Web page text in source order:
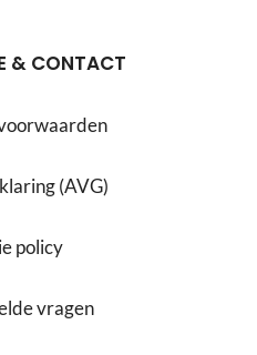
& CONTACT
(AVG)
policy
vragen